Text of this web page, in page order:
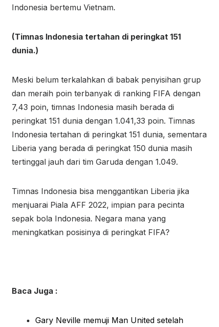
Indonesia bertemu Vietnam.
(Timnas Indonesia tertahan di peringkat 151
dunia.)
Meski belum terkalahkan di babak penyisihan grup
dan meraih poin terbanyak di ranking FIFA dengan
7,43 poin, timnas Indonesia masih berada di
peringkat 151 dunia dengan 1.041,33 poin. Timnas
Indonesia tertahan di peringkat 151 dunia, sementara
Liberia yang berada di peringkat 150 dunia masih
tertinggal jauh dari tim Garuda dengan 1.049.
Timnas Indonesia bisa menggantikan Liberia jika
menjuarai Piala AFF 2022, impian para pecinta
sepak bola Indonesia. Negara mana yang
meningkatkan posisinya di peringkat FIFA?
Baca Juga :
Gary Neville memuji Man United setelah